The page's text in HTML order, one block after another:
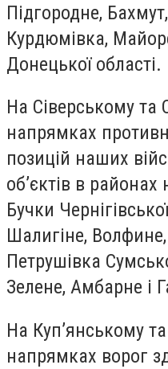
Підгородне,
Курдюмівка,
Донецької області.
На Сіверському
напрямках
позицій наших
об’єктів в районах
Бучки
Шалигіне, Волфине,
Петрушівка
Зелене, Амбарне і
На Куп’янському
напрямках ворог